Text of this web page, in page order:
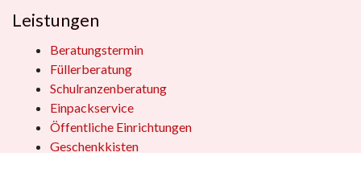
Leistungen
Beratungstermin
Füllerberatung
Schulranzenberatung
Einpackservice
Öffentliche Einrichtungen
Geschenkkisten